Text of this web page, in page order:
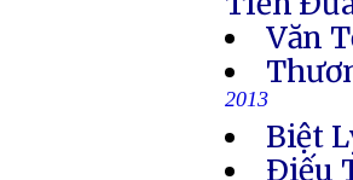
Văn
2013
Biệt
Ðiếu